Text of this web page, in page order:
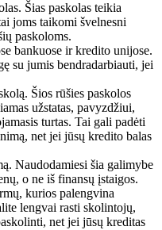
Šias paskolas teikia
joms taikomi švelnesni
paskoloms.
bankuose ir kredito unijose.
su jumis bendradarbiauti, jei
Šios rūšies paskolos
užstatas, pavyzdžiui,
turtas. Tai gali padėti
net jei jūsų kredito balas
Naudodamiesi šia galimybe
o ne iš finansų įstaigos.
kurios palengvina
lengvai rasti skolintojų,
net jei jūsų kreditas